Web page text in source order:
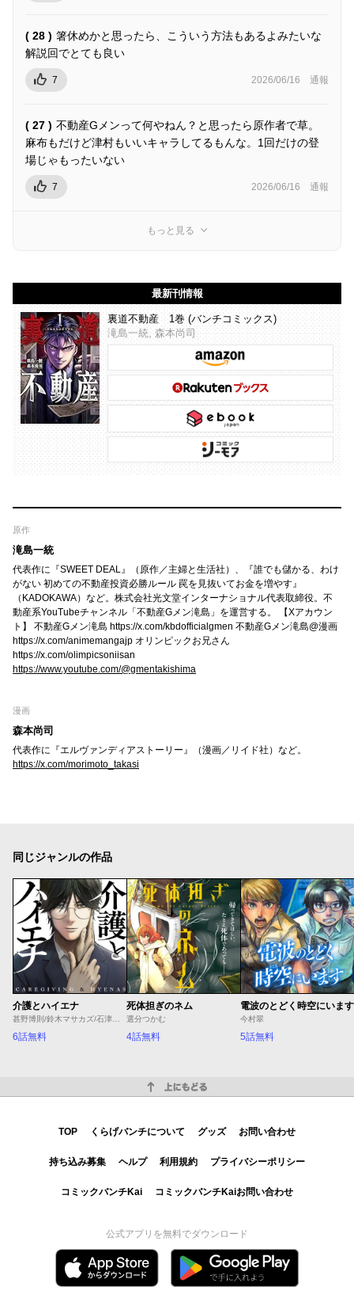
( 28 ) 箸休めかと思ったら、こういう方法もあるよみたいな
解説回でとても良い
7 2026/06/16 通報
( 27 ) 不動産Gメンって何やねん？と思ったら原作者で草。
麻布もだけど津村もいいキャラしてるもんな。1回だけの登
場じゃもったいない
7 2026/06/16 通報
もっと見る
最新刊情報
裏道不動産 1巻 (バンチコミックス)
滝島一統, 森本尚司
原作
滝島一統
代表作に『SWEET DEAL』（原作／主婦と生活社）、『誰でも儲かる、わけ
がない 初めての不動産投資必勝ルール 罠を見抜いてお金を増やす』
（KADOKAWA）など。株式会社光文堂インターナショナル代表取締役。不
動産系YouTubeチャンネル「不動産Gメン滝島」を運営する。 【Xアカウン
ト】 不動産Gメン滝島 https://x.com/kbdofficialgmen 不動産Gメン滝島@漫画
https://x.com/animemangajp オリンピックお兄さん
https://x.com/olimpicsoniisan
https://www.youtube.com/@gmentakishima
漫画
森本尚司
代表作に『エルヴァンディアストーリー』（漫画／リイド社）など。
https://x.com/morimoto_takasi
同じジャンルの作品
介護とハイエナ
6話無料
死体担ぎのネム
選分つかむ
4話無料
電波のとどく時空にいます
今村翠
5話無料
TOP くらげバンチについて グッズ お問い合わせ
持ち込み募集 ヘルプ 利用規約 プライバシーポリシー
コミックバンチKai コミックバンチKaiお問い合わせ
公式アプリを無料でダウンロード